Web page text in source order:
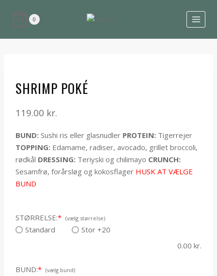
0
SHRIMP POKÉ
119.00 kr.
BUND: Sushi ris eller glasnudler PROTEIN: Tigerrejer
TOPPING: Edamame, radiser, avocado, grillet broccoli,
rødkål DRESSING: Teriyski og chilimayo CRUNCH:
Sesamfrø, forårsløg og kokosflager HUSK AT VÆLGE
BUND
STØRRELSE:* (vælg størrelse)
Standard
Stor +20
0.00 kr.
BUND:* (vælg bund)